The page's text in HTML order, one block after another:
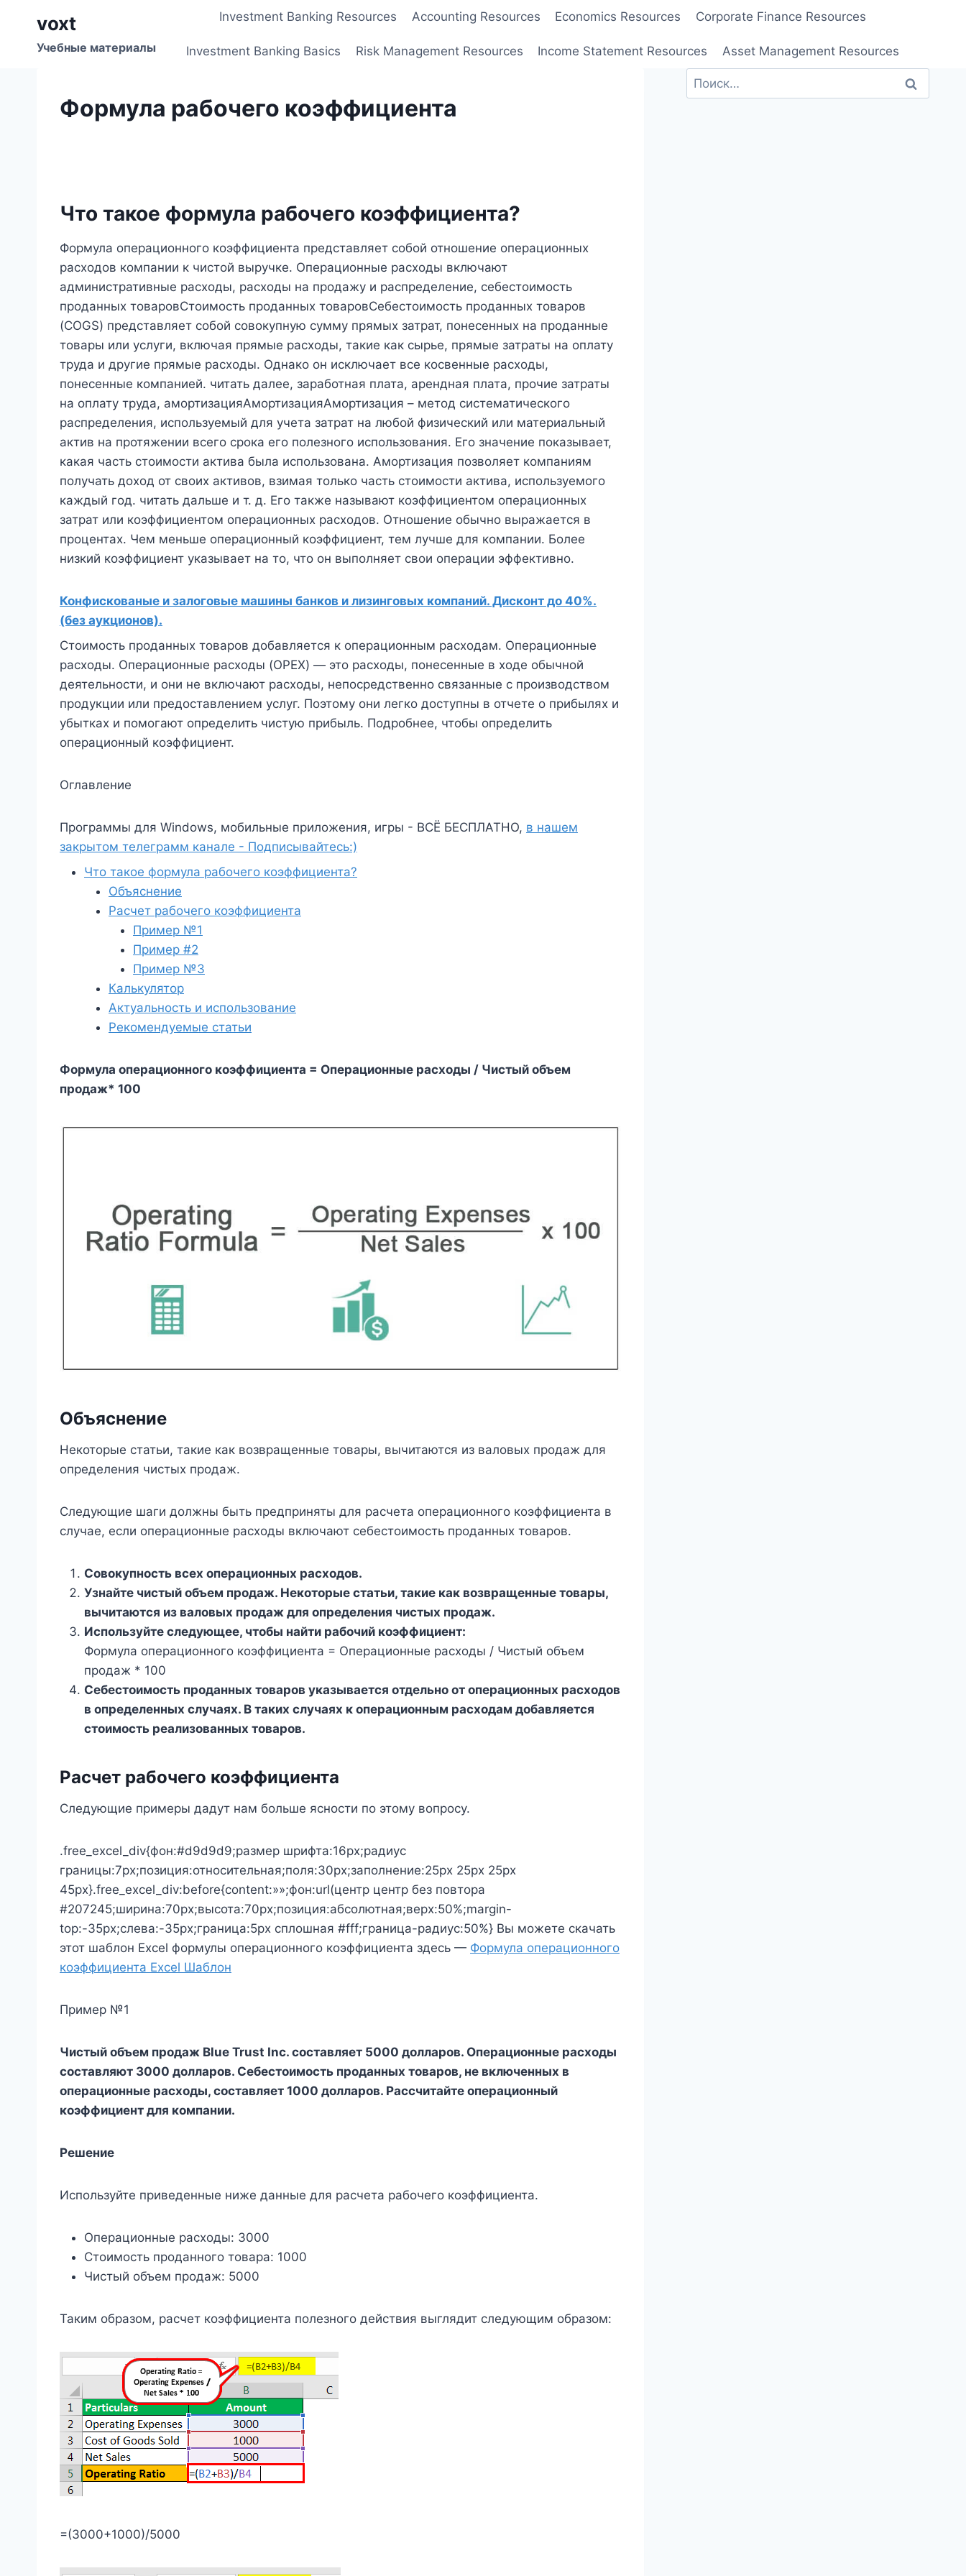
содержимому
voxt
Учебные материалы
Investment Banking Resources Accounting Resources Economics Resources Corporate Finance Resources
Investment Banking Basics Risk Management Resources Income Statement Resources Asset Management Resources
Формула рабочего коэффициента
Что такое формула рабочего коэффициента?
Формула операционного коэффициента представляет собой отношение операционных
расходов компании к чистой выручке. Операционные расходы включают
административные расходы, расходы на продажу и распределение, себестоимость
проданных товаровСтоимость проданных товаровСебестоимость проданных товаров
(COGS) представляет собой совокупную сумму прямых затрат, понесенных на проданные
товары или услуги, включая прямые расходы, такие как сырье, прямые затраты на оплату
труда и другие прямые расходы. Однако он исключает все косвенные расходы,
понесенные компанией. читать далее, заработная плата, арендная плата, прочие затраты
на оплату труда, амортизацияАмортизацияАмортизация – метод систематического
распределения, используемый для учета затрат на любой физический или материальный
актив на протяжении всего срока его полезного использования. Его значение показывает,
какая часть стоимости актива была использована. Амортизация позволяет компаниям
получать доход от своих активов, взимая только часть стоимости актива, используемого
каждый год. читать дальше и т. д. Его также называют коэффициентом операционных
затрат или коэффициентом операционных расходов. Отношение обычно выражается в
процентах. Чем меньше операционный коэффициент, тем лучше для компании. Более
низкий коэффициент указывает на то, что он выполняет свои операции эффективно.
Конфискованые и залоговые машины банков и лизинговых компаний. Дисконт до 40%.
(без аукционов).
Стоимость проданных товаров добавляется к операционным расходам. Операционные
расходы. Операционные расходы (OPEX) — это расходы, понесенные в ходе обычной
деятельности, и они не включают расходы, непосредственно связанные с производством
продукции или предоставлением услуг. Поэтому они легко доступны в отчете о прибылях и
убытках и помогают определить чистую прибыль. Подробнее, чтобы определить
операционный коэффициент.
Оглавление
Программы для Windows, мобильные приложения, игры - ВСЁ БЕСПЛАТНО, в нашем
закрытом телеграмм канале - Подписывайтесь:)
Что такое формула рабочего коэффициента?
Объяснение
Расчет рабочего коэффициента
Пример №1
Пример #2
Пример №3
Калькулятор
Актуальность и использование
Рекомендуемые статьи
Формула операционного коэффициента = Операционные расходы / Чистый объем
продаж* 100
Объяснение
Некоторые статьи, такие как возвращенные товары, вычитаются из валовых продаж для
определения чистых продаж.
Следующие шаги должны быть предприняты для расчета операционного коэффициента в
случае, если операционные расходы включают себестоимость проданных товаров.
Совокупность всех операционных расходов.
Узнайте чистый объем продаж. Некоторые статьи, такие как возвращенные товары,
вычитаются из валовых продаж для определения чистых продаж.
Используйте следующее, чтобы найти рабочий коэффициент:
Формула операционного коэффициента = Операционные расходы / Чистый объем
продаж * 100
Себестоимость проданных товаров указывается отдельно от операционных расходов
в определенных случаях. В таких случаях к операционным расходам добавляется
стоимость реализованных товаров.
Расчет рабочего коэффициента
Следующие примеры дадут нам больше ясности по этому вопросу.
.free_excel_div{фон:#d9d9d9;размер шрифта:16px;радиус
границы:7px;позиция:относительная;поля:30px;заполнение:25px 25px 25px
45px}.free_excel_div:before{content:»»;фон:url(центр центр без повтора
#207245;ширина:70px;высота:70px;позиция:абсолютная;верх:50%;margin-
top:-35px;слева:-35px;граница:5px сплошная #fff;граница-радиус:50%} Вы можете скачать
этот шаблон Excel формулы операционного коэффициента здесь — Формула операционного
коэффициента Excel Шаблон
Пример №1
Чистый объем продаж Blue Trust Inc. составляет 5000 долларов. Операционные расходы
составляют 3000 долларов. Себестоимость проданных товаров, не включенных в
операционные расходы, составляет 1000 долларов. Рассчитайте операционный
коэффициент для компании.
Решение
Используйте приведенные ниже данные для расчета рабочего коэффициента.
Операционные расходы: 3000
Стоимость проданного товара: 1000
Чистый объем продаж: 5000
Таким образом, расчет коэффициента полезного действия выглядит следующим образом:
=(3000+1000)/5000
Найти: